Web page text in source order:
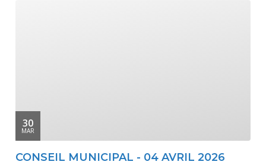
30
MAR
CONSEIL MUNICIPAL - 04 AVRIL 2026